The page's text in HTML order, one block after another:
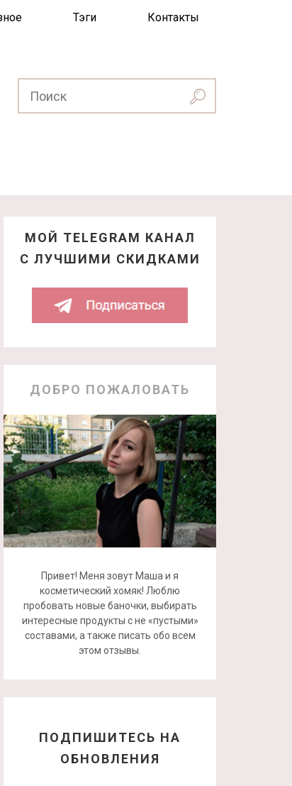
Тэги Контакты
МОЙ TELEGRAM КАНАЛ
С ЛУЧШИМИ СКИДКАМИ
ДОБРО ПОЖАЛОВАТЬ
Привет! Меня зовут Маша и я
косметический хомяк! Люблю
пробовать новые баночки, выбирать
интересные продукты с не «пустыми»
составами, а также писать обо всем
этом отзывы.
ПОДПИШИТЕСЬ НА
ОБНОВЛЕНИЯ